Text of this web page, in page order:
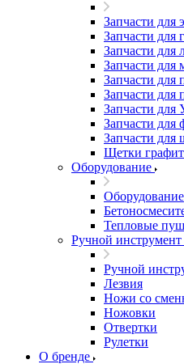
Запчасти для
Запчасти для
Запчасти для
Запчасти для
Запчасти для
Запчасти для
Запчасти
Запчасти для
Запчасти для
Щетки
Оборудование
Оборудование
Тепловые
Ручной инструмент
Ручной
Лезвия
Ножи со
Ножовки
Отвертки
Рулетки
О бренде